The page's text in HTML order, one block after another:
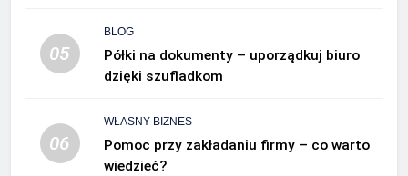
05
BLOG
Półki na dokumenty – uporządkuj biuro
dzięki szufladkom
06
WŁASNY BIZNES
Pomoc przy zakładaniu firmy – co warto
wiedzieć?